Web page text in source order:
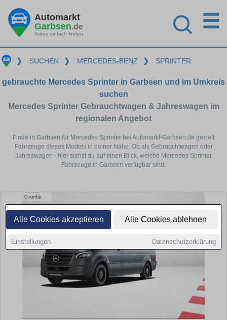
Alle Cookies akzeptieren Alle Cookies ablehnen
Einstellungen Datenschutzerklärung
Automarkt
Garbsen.de
Autos einfach finden
☰
❯ SUCHEN ❯ MERCEDES-BENZ ❯ SPRINTER
gebrauchte Mercedes Sprinter in Garbsen und im Umkreis
suchen
Mercedes Sprinter Gebrauchtwagen & Jahreswagen im
regionalen Angebot
Finde in Garbsen für Mercedes Sprinter bei Automarkt-Garbsen.de gezielt
Fahrzeuge dieses Models in deiner Nähe. Ob als Gebrauchtwagen oder
Jahreswagen - hier siehst du auf einen Blick, welche Mercedes Sprinter
Fahrzeuge in Garbsen verfügbar sind.